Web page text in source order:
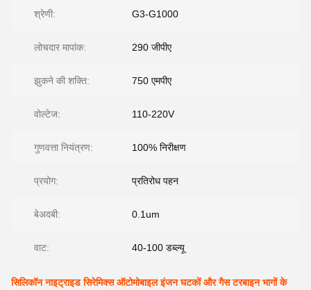
श्रेणी: G3-G1000
लोचदार मापांक: 290 जीपीए
झुकने की शक्ति: 750 एमपीए
वोल्टेज: 110-220V
गुणवत्ता नियंत्रण: 100% निरीक्षण
प्रयोग: प्रतिरोध पहन
बेअदबी: 0.1um
वाट: 40-100 डब्ल्यू
सिलिकॉन नाइट्राइड सिरेमिक्स ऑटोमोबाइल इंजन घटकों और गैस टरबाइन भागों के